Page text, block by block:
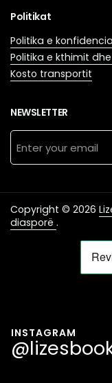
Politikat
Politika e
Politika e kthimit
Kosto transportit
NEWSLETTER
Copyright © 2026
diasporë .
INSTAGRAM